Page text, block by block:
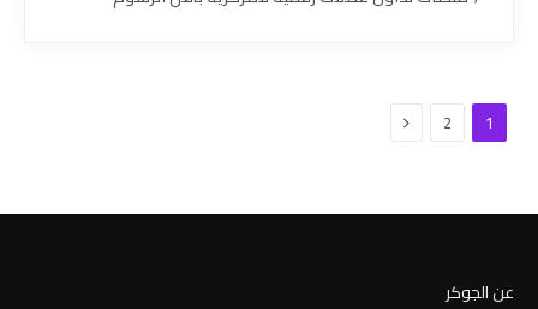
1
2 التالي
عن الجوكر